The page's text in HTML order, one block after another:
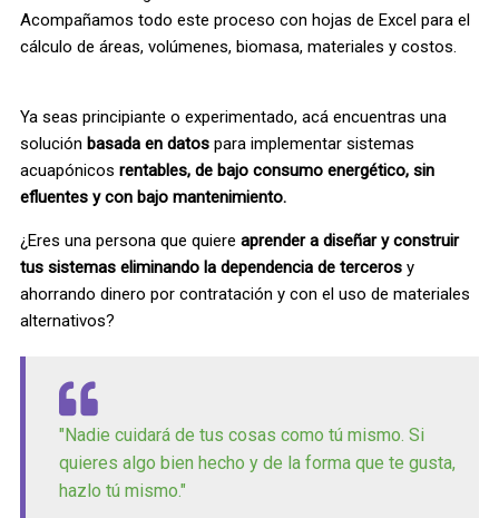
Acompañamos todo este proceso con hojas de Excel para el
cálculo de áreas, volúmenes, biomasa, materiales y costos.
Ya seas principiante o experimentado, acá encuentras una
solución basada en datos para implementar sistemas
acuapónicos rentables, de bajo consumo energético, sin
efluentes y con bajo mantenimiento.
¿Eres una persona que quiere aprender a diseñar y construir
tus sistemas eliminando la dependencia de terceros y
ahorrando dinero por contratación y con el uso de materiales
alternativos?
"Nadie cuidará de tus cosas como tú mismo. Si
quieres algo bien hecho y de la forma que te gusta,
hazlo tú mismo."